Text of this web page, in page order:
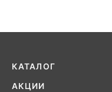
КАТАЛОГ
АКЦИИ